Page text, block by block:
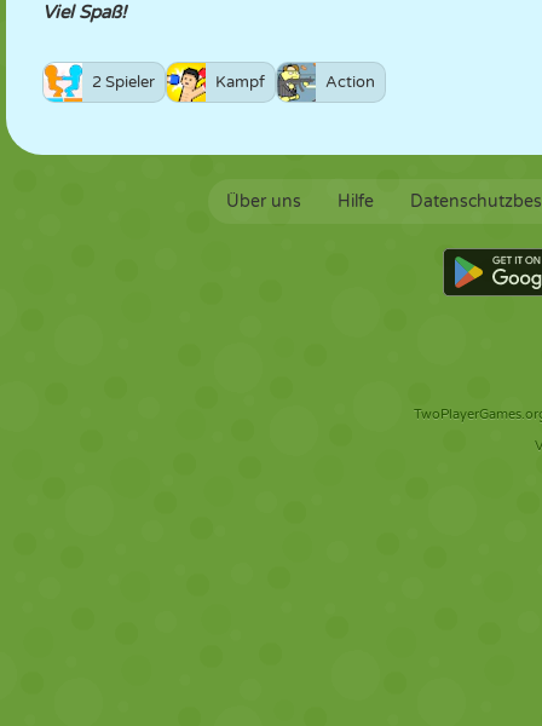
Viel Spaß!
2 Spieler Kampf Action
Über uns Hilfe